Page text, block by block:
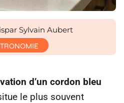
par Sylvain Aubert
d’un cordon bleu
le plus souvent